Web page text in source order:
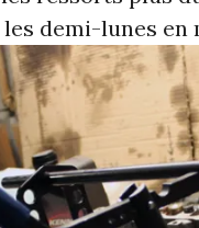
demi-lunes en